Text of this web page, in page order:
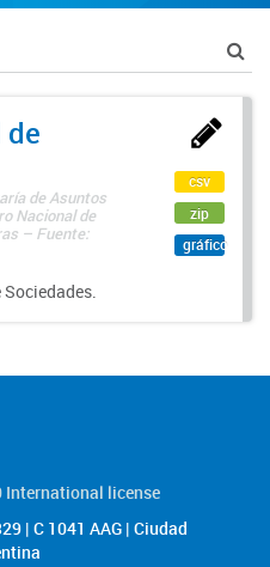
de
de Asuntos
Nacional de
– Fuente:
csv
zip
gráfico
license
| C 1041 AAG | Ciudad